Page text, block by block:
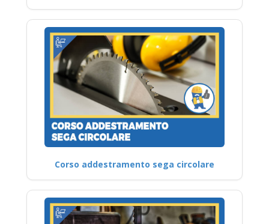
Corso addestramento sega circolare